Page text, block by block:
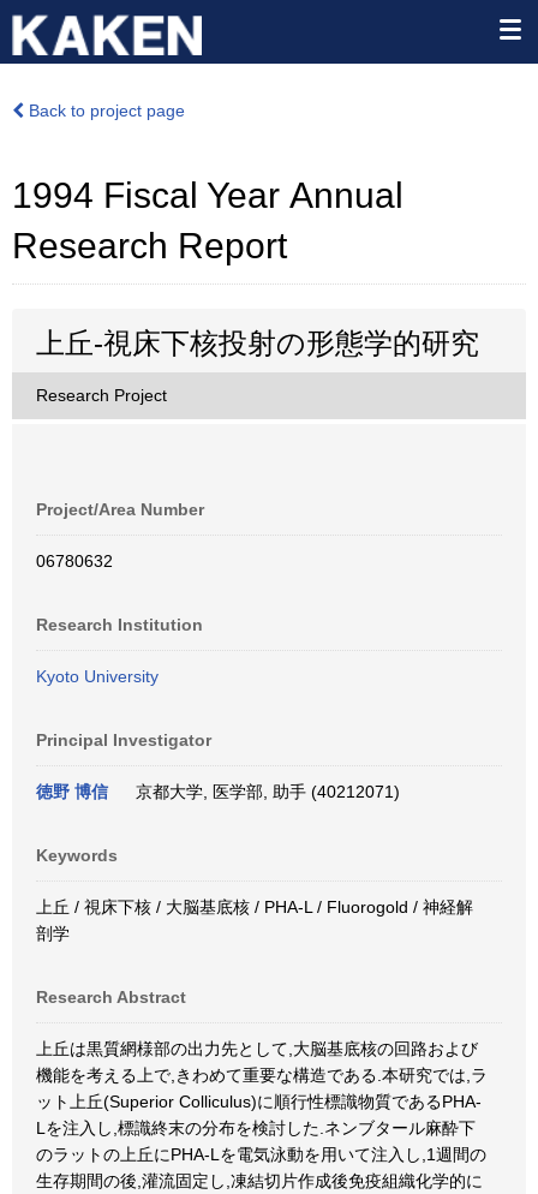
Back to project page
1994 Fiscal Year Annual
Research Report
上丘-視床下核投射の形態学的研究
Research Project
Project/Area Number
06780632
Research Institution
Kyoto University
Principal Investigator
徳野 博信 京都大学, 医学部, 助手 (40212071)
Keywords
上丘 / 視床下核 / 大脳基底核 / PHA-L / Fluorogold / 神経解
剖学
Research Abstract
上丘は黒質網様部の出力先として,大脳基底核の回路および
機能を考える上で,きわめて重要な構造である.本研究では,ラ
ット上丘(Superior Colliculus)に順行性標識物質であるPHA-
Lを注入し,標識終末の分布を検討した.ネンブタール麻酔下
のラットの上丘にPHA-Lを電気泳動を用いて注入し,1週間の
生存期間の後,灌流固定し,凍結切片作成後免疫組織化学的に